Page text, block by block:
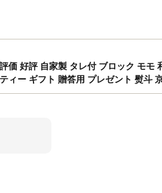
価 好評 自家製 タレ付 ブロック モモ
ィー ギフト 贈答用 プレゼント 熨斗